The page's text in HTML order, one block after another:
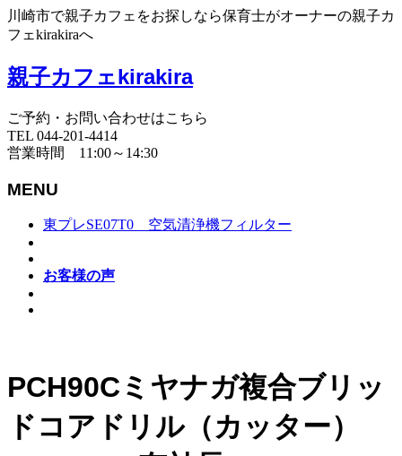
川崎市で親子カフェをお探しなら保育士がオーナーの親子カ
フェkirakiraへ
親子カフェkirakira
ご予約・お問い合わせはこちら
TEL 044-201-4414
営業時間 11:00～14:30
MENU
東プレSE07T0 空気清浄機フィルター
お客様の声
PCH90Cミヤナガ複合ブリッ
ドコアドリル（カッター）